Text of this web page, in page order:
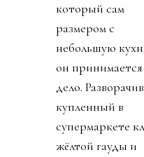
который сам
размером с
небольшую
он принимается
дело.
купленный в
супермаркете
жёлтой гауды и